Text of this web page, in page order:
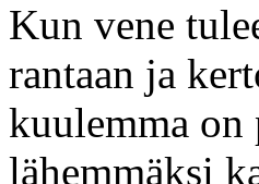
Kun vene
rantaan ja
kuulemma
lähemmäksi